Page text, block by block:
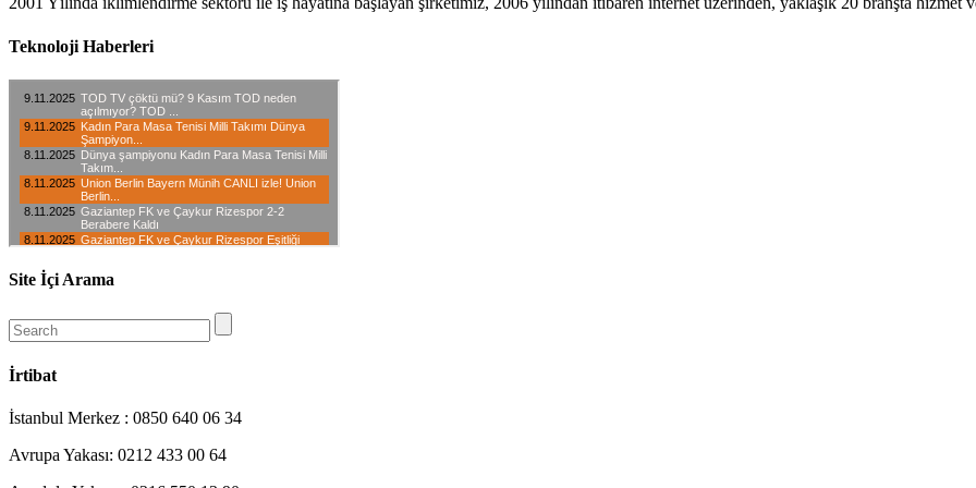
Teknoloji Haberleri
Site İçi Arama
İrtibat
İstanbul Merkez : 0850 640 06 34
Avrupa Yakası: 0212 433 00 64